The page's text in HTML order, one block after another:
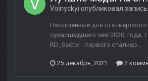
Volnyckyi опубликовал
Насыщенный для сталкерского
сумасшедшего чем 2020, года,
RD_Sector - первого сталкер...
25 декабря, 2021 2